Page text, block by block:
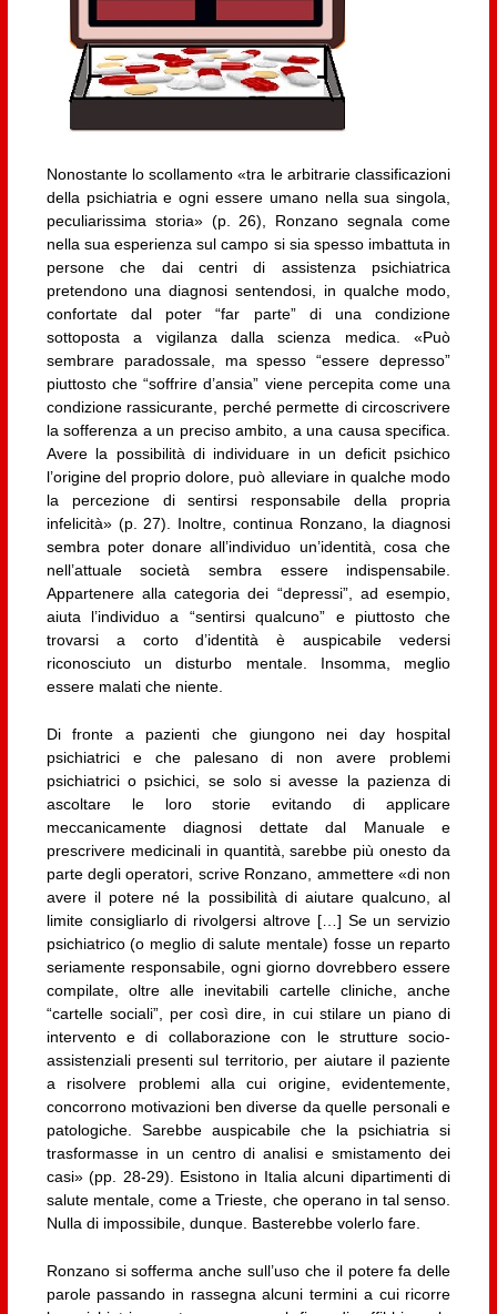
Nonostante lo scollamento «tra le arbitrarie classificazioni
della psichiatria e ogni essere umano nella sua singola,
peculiarissima storia» (p. 26), Ronzano segnala come
nella sua esperienza sul campo si sia spesso imbattuta in
persone che dai centri di assistenza psichiatrica
pretendono una diagnosi sentendosi, in qualche modo,
confortate dal poter “far parte” di una condizione
sottoposta a vigilanza dalla scienza medica. «Può
sembrare paradossale, ma spesso “essere depresso”
piuttosto che “soffrire d’ansia” viene percepita come una
condizione rassicurante, perché permette di circoscrivere
la sofferenza a un preciso ambito, a una causa specifica.
Avere la possibilità di individuare in un deficit psichico
l’origine del proprio dolore, può alleviare in qualche modo
la percezione di sentirsi responsabile della propria
infelicità» (p. 27). Inoltre, continua Ronzano, la diagnosi
sembra poter donare all’individuo un’identità, cosa che
nell’attuale società sembra essere indispensabile.
Appartenere alla categoria dei “depressi”, ad esempio,
aiuta l’individuo a “sentirsi qualcuno” e piuttosto che
trovarsi a corto d’identità è auspicabile vedersi
riconosciuto un disturbo mentale. Insomma, meglio
essere malati che niente.
Di fronte a pazienti che giungono nei day hospital
psichiatrici e che palesano di non avere problemi
psichiatrici o psichici, se solo si avesse la pazienza di
ascoltare le loro storie evitando di applicare
meccanicamente diagnosi dettate dal Manuale e
prescrivere medicinali in quantità, sarebbe più onesto da
parte degli operatori, scrive Ronzano, ammettere «di non
avere il potere né la possibilità di aiutare qualcuno, al
limite consigliarlo di rivolgersi altrove […] Se un servizio
psichiatrico (o meglio di salute mentale) fosse un reparto
seriamente responsabile, ogni giorno dovrebbero essere
compilate, oltre alle inevitabili cartelle cliniche, anche
“cartelle sociali”, per così dire, in cui stilare un piano di
intervento e di collaborazione con le strutture socio-
assistenziali presenti sul territorio, per aiutare il paziente
a risolvere problemi alla cui origine, evidentemente,
concorrono motivazioni ben diverse da quelle personali e
patologiche. Sarebbe auspicabile che la psichiatria si
trasformasse in un centro di analisi e smistamento dei
casi» (pp. 28-29). Esistono in Italia alcuni dipartimenti di
salute mentale, come a Trieste, che operano in tal senso.
Nulla di impossibile, dunque. Basterebbe volerlo fare.
Ronzano si sofferma anche sull’uso che il potere fa delle
parole passando in rassegna alcuni termini a cui ricorre